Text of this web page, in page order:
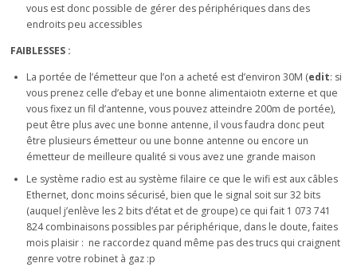
vous est donc possible de gérer des périphériques dans des
endroits peu accessibles
FAIBLESSES :
La portée de l’émetteur que l’on a acheté est d’environ 30M (edit: si
vous prenez celle d’ebay et une bonne alimentaiotn externe et que
vous fixez un fil d’antenne, vous pouvez atteindre 200m de portée),
peut être plus avec une bonne antenne, il vous faudra donc peut
être plusieurs émetteur ou une bonne antenne ou encore un
émetteur de meilleure qualité si vous avez une grande maison
Le système radio est au système filaire ce que le wifi est aux câbles
Ethernet, donc moins sécurisé, bien que le signal soit sur 32 bits
(auquel j’enlève les 2 bits d’état et de groupe) ce qui fait 1 073 741
824 combinaisons possibles par périphérique, dans le doute, faites
mois plaisir : ne raccordez quand même pas des trucs qui craignent
genre votre robinet à gaz :p